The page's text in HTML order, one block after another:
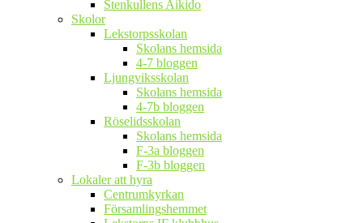
Stenkullens Aikido
Skolor
Lekstorpsskolan
Skolans hemsida
4-7 bloggen
Ljungviksskolan
Skolans hemsida
4-7b bloggen
Röselidsskolan
Skolans hemsida
F-3a bloggen
F-3b bloggen
Lokaler att hyra
Centrumkyrkan
Församlingshemmet